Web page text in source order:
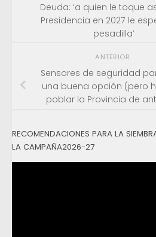
Deuda: ‘a quien le toque
Presidencia en 2027 le
pesadilla’
ANTERIOR
Sensores de seguridad
una buena opción (pero
poblar la Provincia de
RECOMENDACIONES PARA LA
LA CAMPAÑA2026-27